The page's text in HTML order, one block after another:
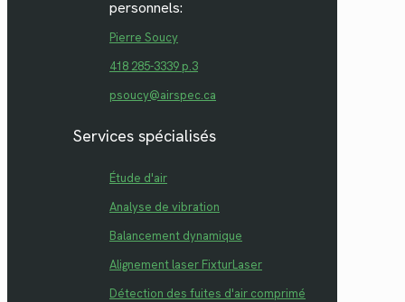
personnels:
Pierre Soucy
418 285-3339 p.3
psoucy@airspec.ca
Services spécialisés
Étude d'air
Analyse de vibration
Balancement dynamique
Alignement laser FixturLaser
Détection des fuites d'air comprimé